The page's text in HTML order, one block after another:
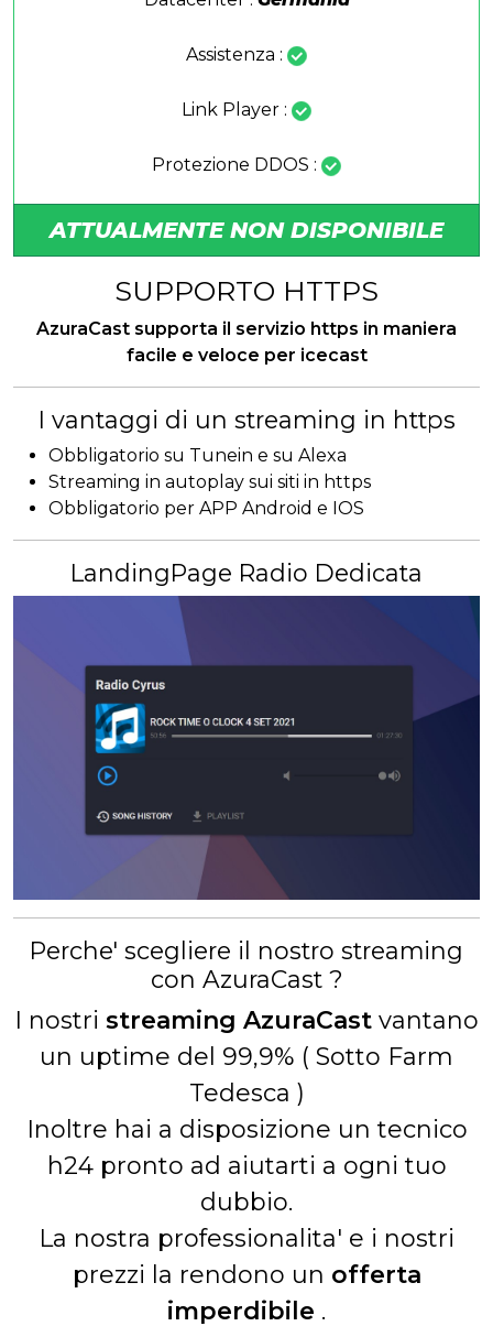
Assistenza :
Link Player :
Protezione DDOS :
ATTUALMENTE NON DISPONIBILE
SUPPORTO HTTPS
AzuraCast supporta il servizio https in maniera
facile e veloce per icecast
I vantaggi di un streaming in https
Obbligatorio su Tunein e su Alexa
Streaming in autoplay sui siti in https
Obbligatorio per APP Android e IOS
LandingPage Radio Dedicata
Perche' scegliere il nostro streaming
con AzuraCast ?
I nostri streaming AzuraCast vantano
un uptime del 99,9% ( Sotto Farm
Tedesca )
Inoltre hai a disposizione un tecnico
h24 pronto ad aiutarti a ogni tuo
dubbio.
La nostra professionalita' e i nostri
prezzi la rendono un offerta
imperdibile .